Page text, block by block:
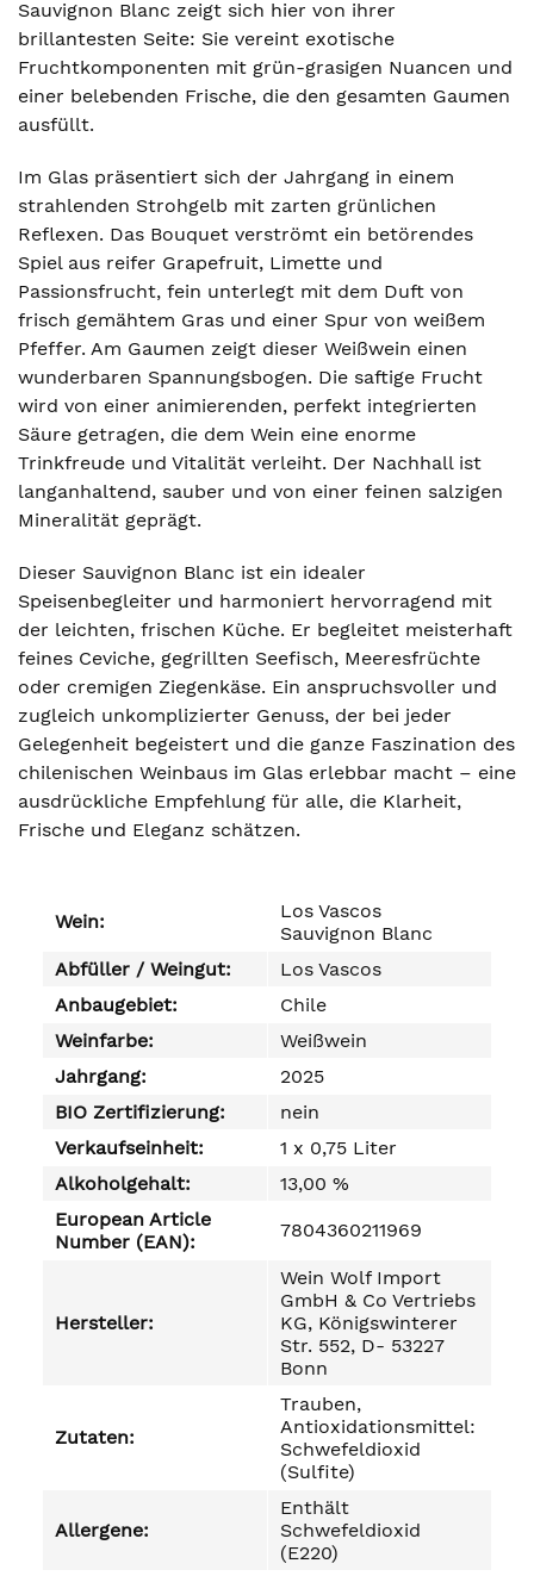
Sauvignon Blanc zeigt sich hier von ihrer
brillantesten Seite: Sie vereint exotische
Fruchtkomponenten mit grün-grasigen Nuancen und
einer belebenden Frische, die den gesamten Gaumen
ausfüllt.
Im Glas präsentiert sich der Jahrgang in einem
strahlenden Strohgelb mit zarten grünlichen
Reflexen. Das Bouquet verströmt ein betörendes
Spiel aus reifer Grapefruit, Limette und
Passionsfrucht, fein unterlegt mit dem Duft von
frisch gemähtem Gras und einer Spur von weißem
Pfeffer. Am Gaumen zeigt dieser Weißwein einen
wunderbaren Spannungsbogen. Die saftige Frucht
wird von einer animierenden, perfekt integrierten
Säure getragen, die dem Wein eine enorme
Trinkfreude und Vitalität verleiht. Der Nachhall ist
langanhaltend, sauber und von einer feinen salzigen
Mineralität geprägt.
Dieser Sauvignon Blanc ist ein idealer
Speisenbegleiter und harmoniert hervorragend mit
der leichten, frischen Küche. Er begleitet meisterhaft
feines Ceviche, gegrillten Seefisch, Meeresfrüchte
oder cremigen Ziegenkäse. Ein anspruchsvoller und
zugleich unkomplizierter Genuss, der bei jeder
Gelegenheit begeistert und die ganze Faszination des
chilenischen Weinbaus im Glas erlebbar macht – eine
ausdrückliche Empfehlung für alle, die Klarheit,
Frische und Eleganz schätzen.
Wein:
Los Vascos
Sauvignon Blanc
Abfüller / Weingut:
Los Vascos
Anbaugebiet:
Chile
Weinfarbe:
Weißwein
Jahrgang:
2025
BIO Zertifizierung:
nein
Verkaufseinheit:
1 x 0,75 Liter
Alkoholgehalt:
13,00 %
European Article
Number (EAN):
7804360211969
Hersteller:
Wein Wolf Import
GmbH & Co Vertriebs
KG, Königswinterer
Str. 552, D- 53227
Bonn
Zutaten:
Trauben,
Antioxidationsmittel:
Schwefeldioxid
(Sulfite)
Allergene:
Enthält
Schwefeldioxid
(E220)